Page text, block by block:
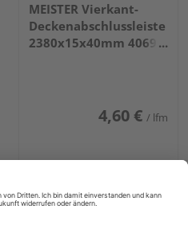
MEISTER Vierkant-
Deckenabschlussleiste
2380x15x40mm 4069
4,60 € / lfm